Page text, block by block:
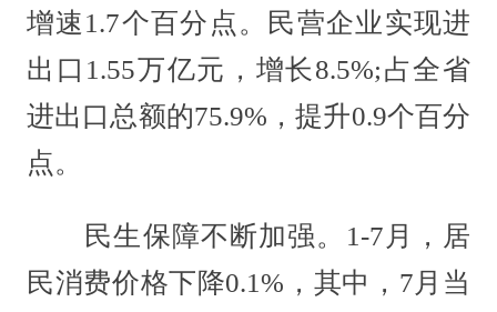
增速1.7个百分点。民营企业实现进
出口1.55万亿元，增长8.5%;占全省
进出口总额的75.9%，提升0.9个百分
点。
民生保障不断加强。1-7月，居
民消费价格下降0.1%，其中，7月当